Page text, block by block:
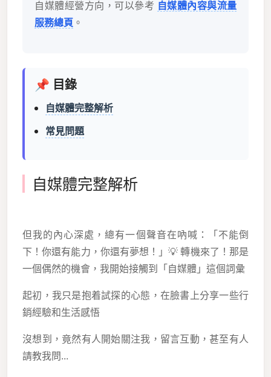
自媒體經營方向，可以參考 自媒體內容與流量
服務總頁 。
📌 目錄
自媒體完整解析
常見問題
自媒體完整解析
但我的內心深處，總有一個聲音在吶喊：「不能倒
下！你還有能力，你還有夢想！」💡 轉機來了！那是
一個偶然的機會，我開始接觸到「自媒體」這個詞彙
起初，我只是抱着試探的心態，在臉書上分享一些行
銷經驗和生活感悟
沒想到，竟然有人開始關注我，留言互動，甚至有人
請教我問...